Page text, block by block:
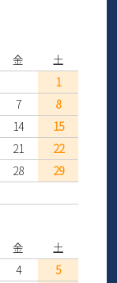
金
土
1
7
8
14
15
21
22
28
29
金
土
4
5